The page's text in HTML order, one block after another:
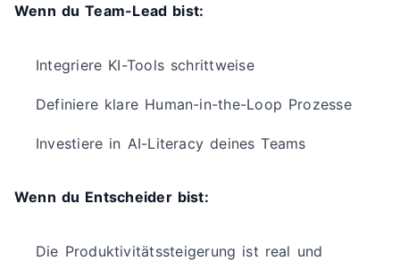
Wenn du Team-Lead bist:
Integriere KI-Tools schrittweise
Definiere klare Human-in-the-Loop Prozesse
Investiere in AI-Literacy deines Teams
Wenn du Entscheider bist:
Die Produktivitätssteigerung ist real und